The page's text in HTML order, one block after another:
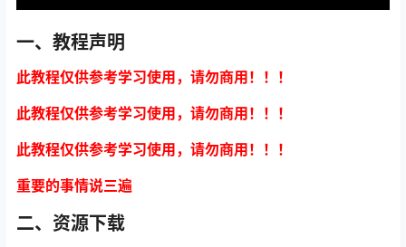
一、教程声明
此教程仅供参考学习使用，请勿商用！！！
此教程仅供参考学习使用，请勿商用！！！
此教程仅供参考学习使用，请勿商用！！！
重要的事情说三遍
二、资源下载